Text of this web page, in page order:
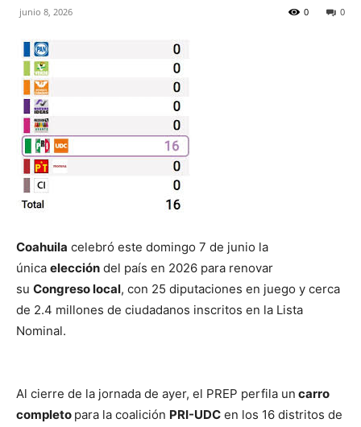
junio 8, 2026 0
0
Coahuila celebró este domingo 7 de junio la
única elección del país en 2026 para renovar
su Congreso local, con 25 diputaciones en juego y cerca
de 2.4 millones de ciudadanos inscritos en la Lista
Nominal.
Al cierre de la jornada de ayer, el PREP perfila un carro
completo para la coalición PRI-UDC en los 16 distritos de